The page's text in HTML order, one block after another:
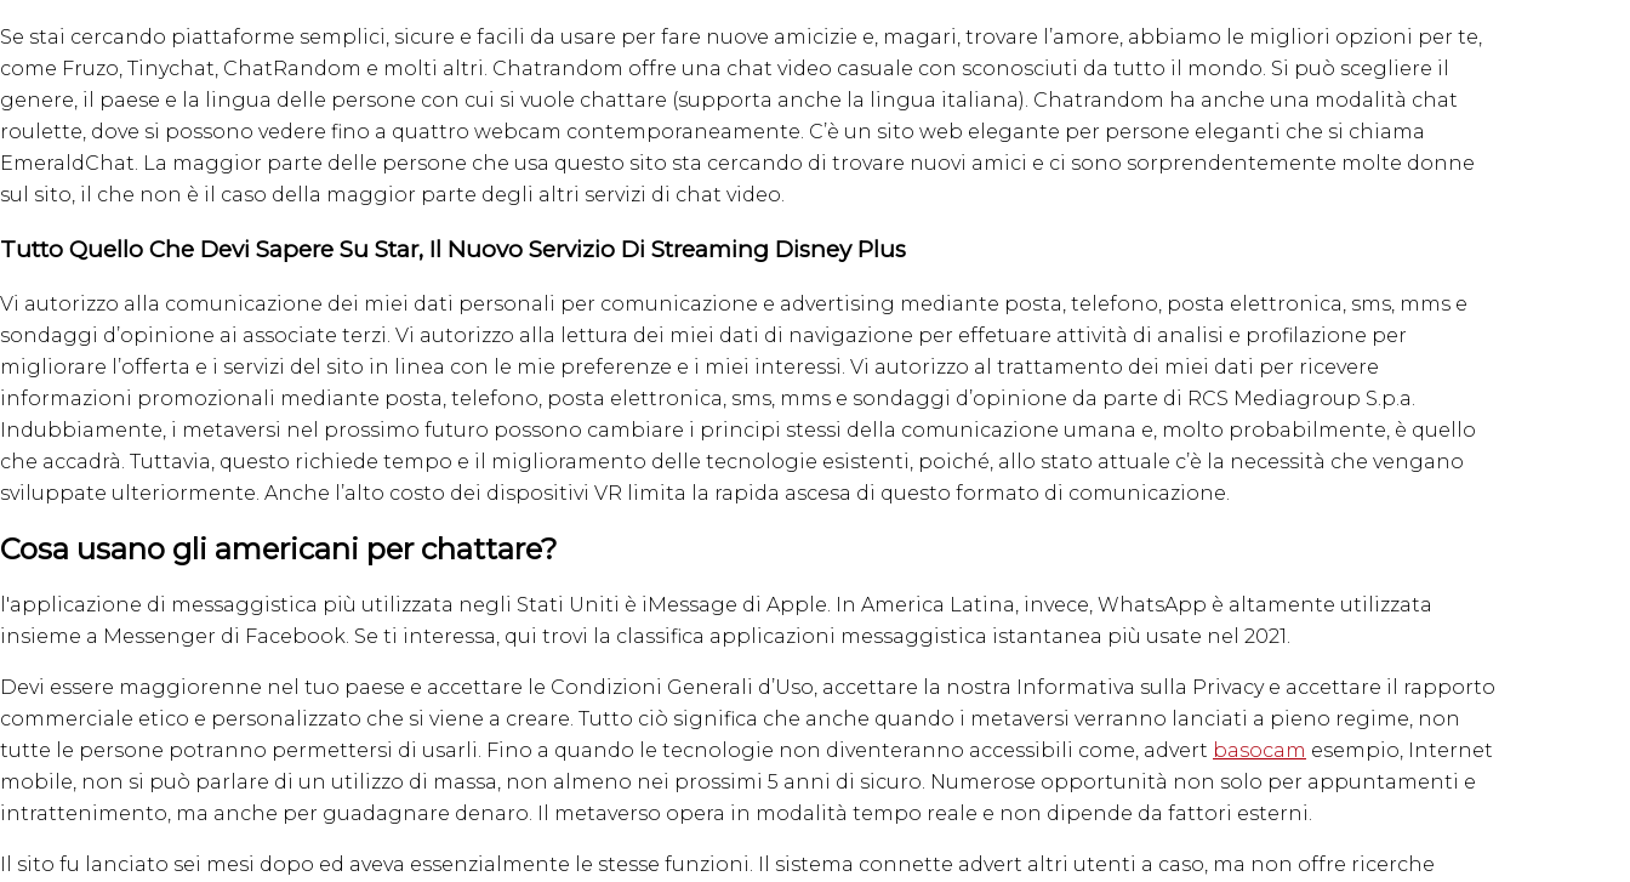
Se stai cercando piattaforme semplici, sicure e facili da usare per fare nuove amicizie e, magari, trovare l’amore, abbiamo le migliori opzioni per te,
come Fruzo, Tinychat, ChatRandom e molti altri. Chatrandom offre una chat video casuale con sconosciuti da tutto il mondo. Si può scegliere il
genere, il paese e la lingua delle persone con cui si vuole chattare (supporta anche la lingua italiana). Chatrandom ha anche una modalità chat
roulette, dove si possono vedere fino a quattro webcam contemporaneamente. C’è un sito web elegante per persone eleganti che si chiama
EmeraldChat. La maggior parte delle persone che usa questo sito sta cercando di trovare nuovi amici e ci sono sorprendentemente molte donne
sul sito, il che non è il caso della maggior parte degli altri servizi di chat video.
Tutto Quello Che Devi Sapere Su Star, Il Nuovo Servizio Di Streaming Disney Plus
Vi autorizzo alla comunicazione dei miei dati personali per comunicazione e advertising mediante posta, telefono, posta elettronica, sms, mms e
sondaggi d’opinione ai associate terzi. Vi autorizzo alla lettura dei miei dati di navigazione per effetuare attività di analisi e profilazione per
migliorare l’offerta e i servizi del sito in linea con le mie preferenze e i miei interessi. Vi autorizzo al trattamento dei miei dati per ricevere
informazioni promozionali mediante posta, telefono, posta elettronica, sms, mms e sondaggi d’opinione da parte di RCS Mediagroup S.p.a.
Indubbiamente, i metaversi nel prossimo futuro possono cambiare i principi stessi della comunicazione umana e, molto probabilmente, è quello
che accadrà. Tuttavia, questo richiede tempo e il miglioramento delle tecnologie esistenti, poiché, allo stato attuale c’è la necessità che vengano
sviluppate ulteriormente. Anche l’alto costo dei dispositivi VR limita la rapida ascesa di questo formato di comunicazione.
Cosa usano gli americani per chattare?
l'applicazione di messaggistica più utilizzata negli Stati Uniti è iMessage di Apple. In America Latina, invece, WhatsApp è altamente utilizzata
insieme a Messenger di Facebook. Se ti interessa, qui trovi la classifica applicazioni messaggistica istantanea più usate nel 2021.
Devi essere maggiorenne nel tuo paese e accettare le Condizioni Generali d’Uso, accettare la nostra Informativa sulla Privacy e accettare il rapporto
commerciale etico e personalizzato che si viene a creare. Tutto ciò significa che anche quando i metaversi verranno lanciati a pieno regime, non
tutte le persone potranno permettersi di usarli. Fino a quando le tecnologie non diventeranno accessibili come, advert basocam esempio, Internet
mobile, non si può parlare di un utilizzo di massa, non almeno nei prossimi 5 anni di sicuro. Numerose opportunità non solo per appuntamenti e
intrattenimento, ma anche per guadagnare denaro. Il metaverso opera in modalità tempo reale e non dipende da fattori esterni.
Il sito fu lanciato sei mesi dopo ed aveva essenzialmente le stesse funzioni. Il sistema connette advert altri utenti a caso, ma non offre ricerche